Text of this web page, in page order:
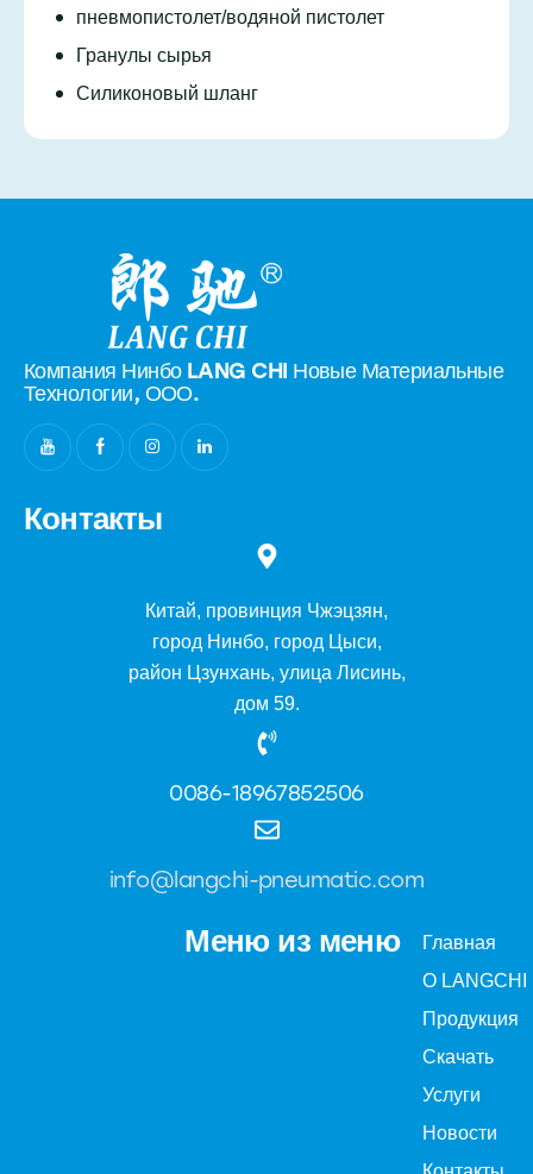
пневмопистолет/водяной пистолет
Гранулы сырья
Силиконовый шланг
Компания Нинбо LANG CHI Новые Материальные
Технологии, ООО.
Контакты
Китай, провинция Чжэцзян,
город Нинбо, город Цыси,
район Цзунхань, улица Лисинь,
дом 59.
0086-18967852506
info@langchi-pneumatic.com
Меню из меню
Главная
О LANGCHI
Продукция
Скачать
Услуги
Новости